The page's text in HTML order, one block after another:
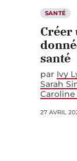
SANTÉ
Créer
santé
par Ivy
Sarah
27 AVRIL